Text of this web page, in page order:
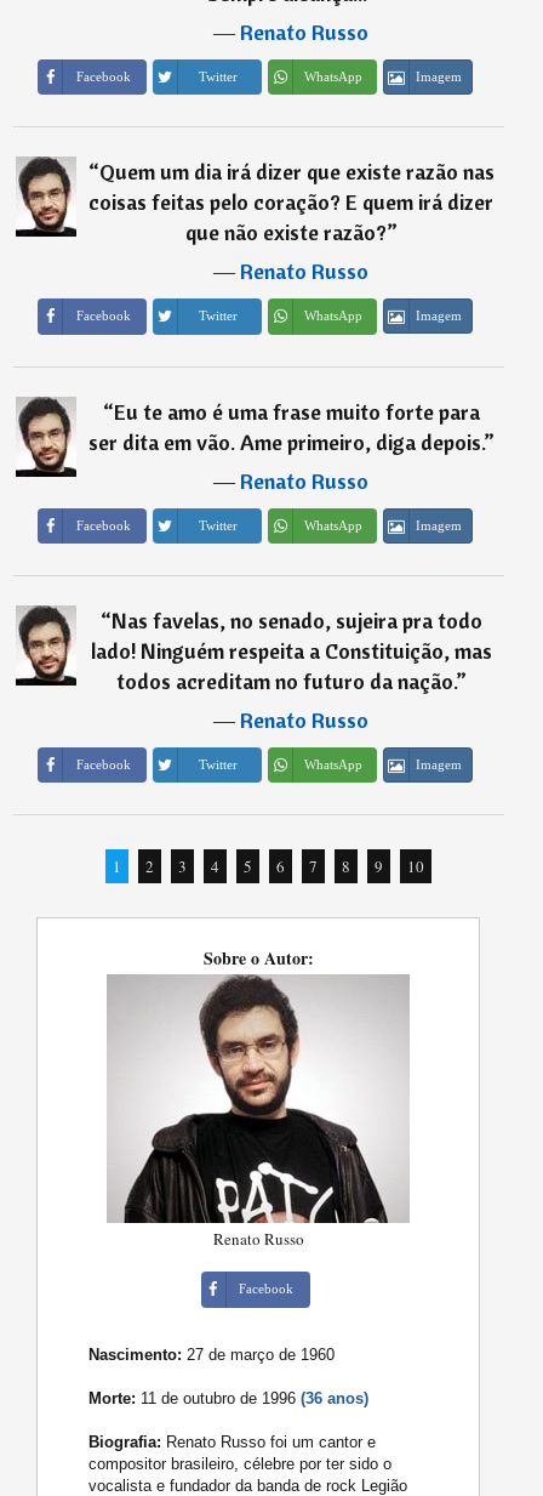
―Renato Russo
Facebook Twitter WhatsApp Imagem
“Quem um dia irá dizer que existe razão nas
coisas feitas pelo coração? E quem irá dizer
que não existe razão?”
―Renato Russo
Facebook Twitter WhatsApp Imagem
“Eu te amo é uma frase muito forte para
ser dita em vão. Ame primeiro, diga depois.”
―Renato Russo
Facebook Twitter WhatsApp Imagem
“Nas favelas, no senado, sujeira pra todo
lado! Ninguém respeita a Constituição, mas
todos acreditam no futuro da nação.”
―Renato Russo
Facebook Twitter WhatsApp Imagem
1 2 3 4 5 6 7 8 9 10
Sobre o Autor:
Renato Russo
Facebook
Nascimento: 27 de março de 1960
Morte: 11 de outubro de 1996(36 anos)
Biografia: Renato Russo foi um cantor e
compositor brasileiro, célebre por ter sido o
vocalista e fundador da banda de rock Legião